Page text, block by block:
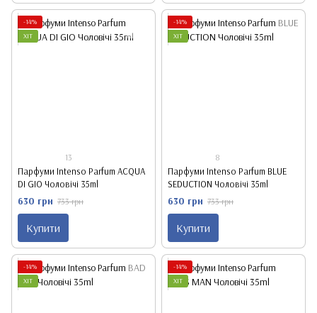
-14%
ХІТ
13
Парфуми Intenso Parfum ACQUA
DI GIO Чоловічі 35ml
630 грн 733 грн
Купити
-14%
ХІТ
8
Парфуми Intenso Parfum BLUE
SEDUCTION Чоловічі 35ml
630 грн 733 грн
Купити
-14%
ХІТ
-14%
ХІТ